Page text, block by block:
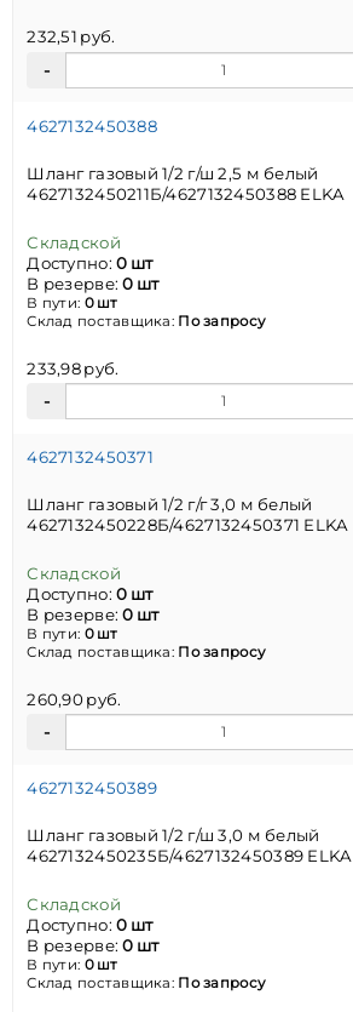
232,51 руб.
4627132450388
Шланг газовый 1/2 г/ш 2,5 м белый
4627132450211Б/4627132450388 ELKA
Складской
Доступно:0 шт
В резерве:0 шт
В пути: 0 шт
Склад поставщика: По запросу
233,98 руб.
4627132450371
Шланг газовый 1/2 г/г 3,0 м белый
4627132450228Б/4627132450371 ELKA
Складской
Доступно:0 шт
В резерве:0 шт
В пути: 0 шт
Склад поставщика: По запросу
260,90 руб.
4627132450389
Шланг газовый 1/2 г/ш 3,0 м белый
4627132450235Б/4627132450389 ELKA
Складской
Доступно:0 шт
В резерве:0 шт
В пути: 0 шт
Склад поставщика: По запросу